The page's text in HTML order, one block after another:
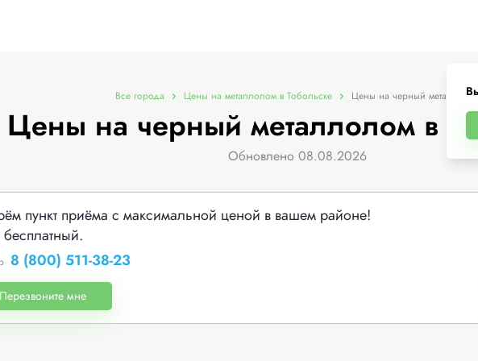
Все города Цены на металлолом в Тобольске Цены на черный
Цены на черный металлолом в
Обновлено 08.08.2026
пункт приёма с максимальной ценой в вашем районе!
8 (800) 511-38-23
Перезвоните мне